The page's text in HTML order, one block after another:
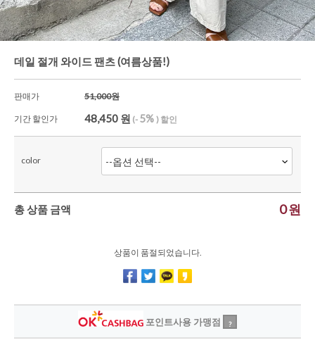
한정세일
데일 절개 와이드 팬츠 (여름상품!)
판매가 51,000원
기간 할인가 48,450 원 (- 5% ) 할인
color
총 상품 금액 0원
상품이 품절되었습니다.
포인트사용 가맹점 ?